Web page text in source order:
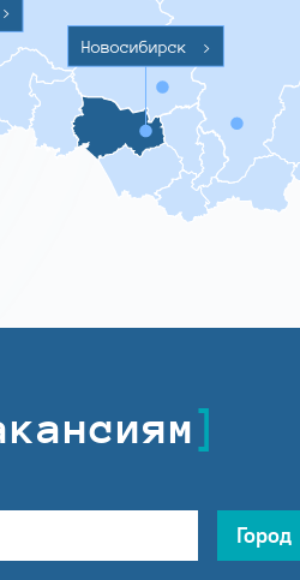
>
Новосибирск
>
Город